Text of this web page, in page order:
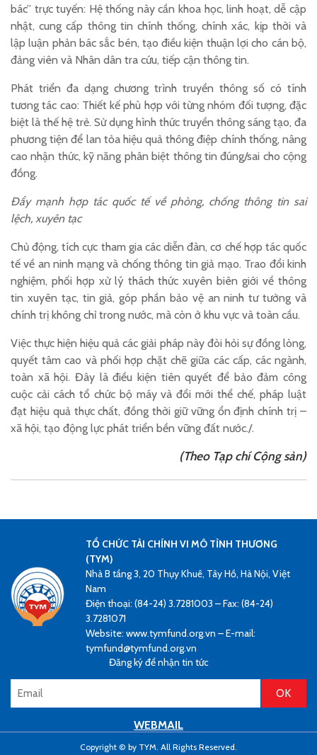
bác” trực tuyến: Hệ thống này cần khoa học, linh hoạt, dễ cập
nhật, cung cấp thông tin chính thống, chính xác, kịp thời và
lập luận phản bác sắc bén, tạo điều kiện thuận lợi cho cán bộ,
đảng viên và Nhân dân tra cứu, tiếp cận thông tin.
Phát triển đa dạng chương trình truyền thông số có tính
tương tác cao: Thiết kế phù hợp với từng nhóm đối tượng, đặc
biệt là thế hệ trẻ. Sử dụng hình thức truyền thông sáng tạo, đa
phương tiện để lan tỏa hiệu quả thông điệp chính thống, nâng
cao nhận thức, kỹ năng phân biệt thông tin đúng/sai cho cộng
đồng.
Đẩy mạnh hợp tác quốc tế về phòng, chống thông tin sai
lệch, xuyên tạc
Chủ động, tích cực tham gia các diễn đàn, cơ chế hợp tác quốc
tế về an ninh mạng và chống thông tin giả mạo. Trao đổi kinh
nghiệm, phối hợp xử lý thách thức xuyên biên giới về thông
tin xuyên tạc, tin giả, góp phần bảo vệ an ninh tư tưởng và
chính trị không chỉ trong nước, mà còn ở khu vực và toàn cầu.
Việc thực hiện hiệu quả các giải pháp này đòi hỏi sự đồng lòng,
quyết tâm cao và phối hợp chặt chẽ giữa các cấp, các ngành,
toàn xã hội. Đây là điều kiện tiên quyết để bảo đảm công
cuộc cải cách tổ chức bộ máy và đổi mới thể chế, pháp luật
đạt hiệu quả thực chất, đồng thời giữ vững ổn định chính trị –
xã hội, tạo động lực phát triển bền vững đất nước./.
(Theo Tạp chí Cộng sản)
TỔ CHỨC TÀI CHÍNH VI MÔ TÌNH THƯƠNG
(TYM)
Nhà B tầng 3, 20 Thụy Khuê, Tây Hồ, Hà Nội, Việt
Nam
Điện thoại: (84-24) 3.7281003 – Fax: (84-24)
3.7281071
Website: www.tymfund.org.vn – E-mail:
tymfund@tymfund.org.vn
Đăng ký để nhận tin tức
WEBMAIL
Copyright © by TYM. All Rights Reserved.